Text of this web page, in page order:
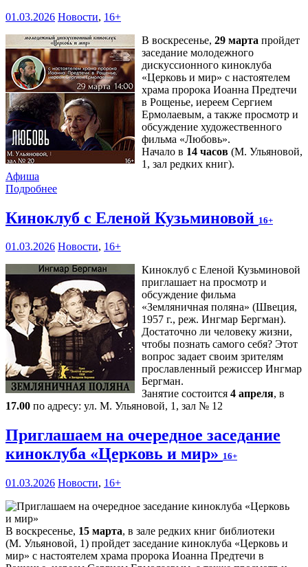
01.03.2026 Новости, 16+
В воскресенье, 29 марта пройдет
заседание молодежного
дискуссионного киноклуба
«Церковь и мир» с настоятелем
храма пророка Иоанна Предтечи
в Рощенье, иереем Сергием
Ермолаевым, а также просмотр и
обсуждение художественного
фильма «Любовь».
Начало в 14 часов (М. Ульяновой,
1, зал редких книг).
Афиша
Подробнее
Киноклуб с Еленой Кузьминовой 16+
01.03.2026 Новости, 16+
Киноклуб с Еленой Кузьминовой
приглашает на просмотр и
обсуждение фильма
«Земляничная поляна» (Швеция,
1957 г., реж. Ингмар Бергман).
Достаточно ли человеку жизни,
чтобы познать самого себя? Этот
вопрос задает своим зрителям
прославленный режиссер Ингмар
Бергман.
Занятие состоится 4 апреля, в
17.00 по адресу: ул. М. Ульяновой, 1, зал № 12
Приглашаем на очередное заседание
киноклуба «Церковь и мир» 16+
01.03.2026 Новости, 16+
В воскресенье, 15 марта, в зале редких книг библиотеки
(М. Ульяновой, 1) пройдет заседание киноклуба «Церковь и
мир» с настоятелем храма пророка Иоанна Предтечи в